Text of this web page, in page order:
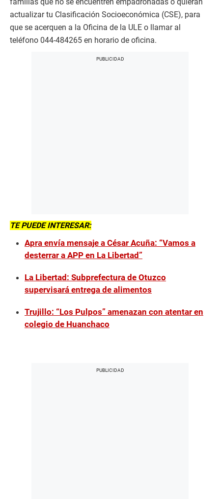
familias que no se encuentren empadronadas o quieran
actualizar tu Clasificación Socioeconómica (CSE), para
que se acerquen a la Oficina de la ULE o llamar al
teléfono 044-484265 en horario de oficina.
TE PUEDE INTERESAR:
Apra envía mensaje a César Acuña: “Vamos a
desterrar a APP en La Libertad”
La Libertad: Subprefectura de Otuzco
supervisará entrega de alimentos
Trujillo: “Los Pulpos” amenazan con atentar en
colegio de Huanchaco